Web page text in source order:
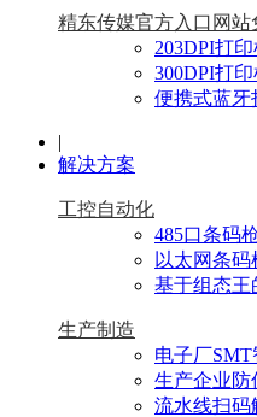
精东传媒官方入口网
203DPI打
300DPI打
便携式蓝牙
|
解决方案
工控自动化
485口条码
以太网条码
基于组态王
生产制造
电子厂
生产企业防
流水线扫码